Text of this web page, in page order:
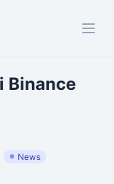
Binance
News